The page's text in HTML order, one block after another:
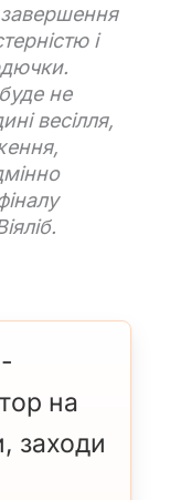
завершення
і
не
весілля,
на
заходи